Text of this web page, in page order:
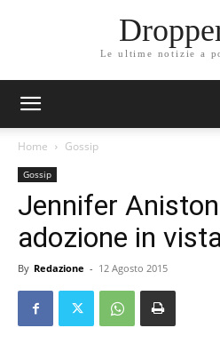
Le ultime notizie a
Home Gossip
Gossip
Jennifer
adozione in
By Redazione - 12 Agosto 2015